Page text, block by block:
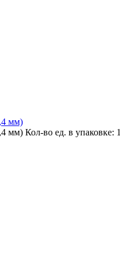
мм)
мм) Кол-во ед. в упаковке: 1